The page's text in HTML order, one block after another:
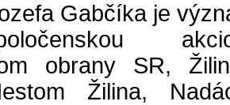
Gabčíka je
obrany SR,
Žilina,